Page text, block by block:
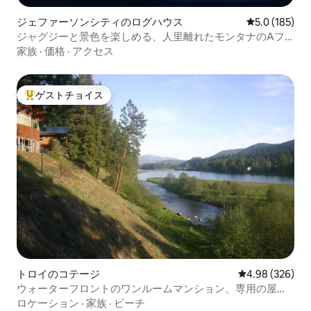
ジェファーソンシティのログハウス レビュー185
5.0 (185)
ジャグジーと景色を楽しめる、人里離れたモンタナのAフ
レームハウス
家族 · 価格 · アクセス
大好評のゲストチョイスです。
ゲストチョイス
トロイのコテージ レビュー326
4.98 (326)
ウォーターフロントのワンルームマンション、専用の屋内
スパ
ロケーション · 家族 · ビーチ